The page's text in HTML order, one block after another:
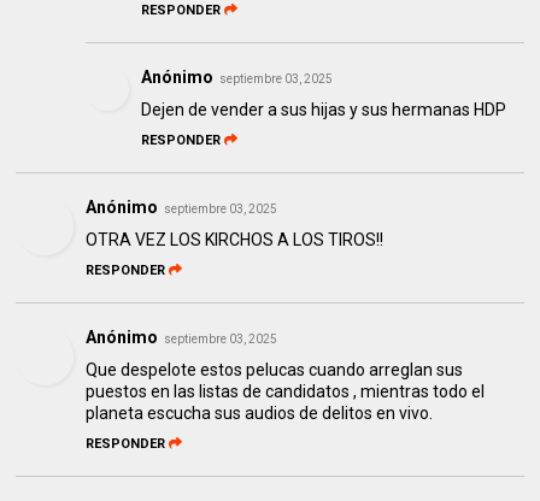
RESPONDER
Anónimo septiembre 03, 2025
Dejen de vender a sus hijas y sus hermanas HDP
RESPONDER
Anónimo septiembre 03, 2025
OTRA VEZ LOS KIRCHOS A LOS TIROS!!
RESPONDER
Anónimo septiembre 03, 2025
Que despelote estos pelucas cuando arreglan sus
puestos en las listas de candidatos , mientras todo el
planeta escucha sus audios de delitos en vivo.
RESPONDER